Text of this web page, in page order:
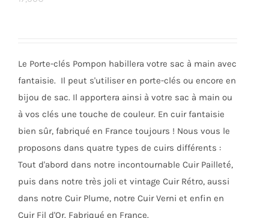
choisies
sur
page
Le Porte-clés Pompon habillera votre sac à main avec
fantaisie. Il peut s'utiliser en porte-clés ou encore en
bijou de sac. Il apportera ainsi à votre sac à main ou
à vos clés une touche de couleur. En cuir fantaisie
bien sûr, fabriqué en France toujours ! Nous vous le
proposons dans quatre types de cuirs différents :
Tout d'abord dans notre incontournable Cuir Pailleté,
puis dans notre très joli et vintage Cuir Rétro, aussi
dans notre Cuir Plume, notre Cuir Verni et enfin en
Cuir Fil d'Or. Fabriqué en France.